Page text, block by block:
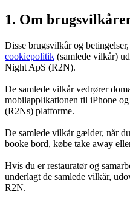
1. Om
Disse brugsvilkår og
cookiepolitik (samlede vilkår)
Night ApS (R2N).
De samlede vilkår vedrører
mobilapplikationen til iPhone
(R2Ns) platforme.
De samlede vilkår gælder, når
booke bord, købe take away
Hvis du er restauratør og
underlagt de samlede vilkår,
R2N.